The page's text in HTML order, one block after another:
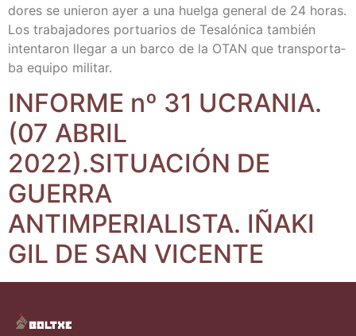
do­res se unie­ron ayer a una huel­ga gene­ral de 24 horas.
Los tra­ba­ja­do­res por­tua­rios de Tesa­ló­ni­ca tam­bién
inten­ta­ron lle­gar a un bar­co de la OTAN que trans­por­ta­
ba equi­po militar.
INFORME nº 31 UCRANIA.
(07 ABRIL
2022).SITUACIÓN DE
GUERRA
ANTIMPERIALISTA. IÑAKI
GIL DE SAN VICENTE